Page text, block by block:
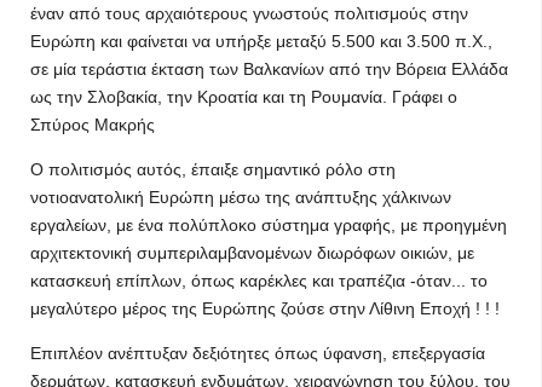
έναν από τους αρχαιότερους γνωστούς πολιτισμούς στην
Ευρώπη και φαίνεται να υπήρξε μεταξύ 5.500 και 3.500 π.Χ.,
σε μία τεράστια έκταση των Βαλκανίων από την Βόρεια Ελλάδα
ως την Σλοβακία, την Κροατία και τη Ρουμανία. Γράφει ο
Σπύρος Μακρής
Ο πολιτισμός αυτός, έπαιξε σημαντικό ρόλο στη
νοτιοανατολική Ευρώπη μέσω της ανάπτυξης χάλκινων
εργαλείων, με ένα πολύπλοκο σύστημα γραφής, με προηγμένη
αρχιτεκτονική συμπεριλαμβανομένων διωρόφων οικιών, με
κατασκευή επίπλων, όπως καρέκλες και τραπέζια -όταν... το
μεγαλύτερο μέρος της Ευρώπης ζούσε στην Λίθινη Εποχή ! ! !
Επιπλέον ανέπτυξαν δεξιότητες όπως ύφανση, επεξεργασία
δερμάτων, κατασκευή ενδυμάτων, χειραγώγηση του ξύλου, του